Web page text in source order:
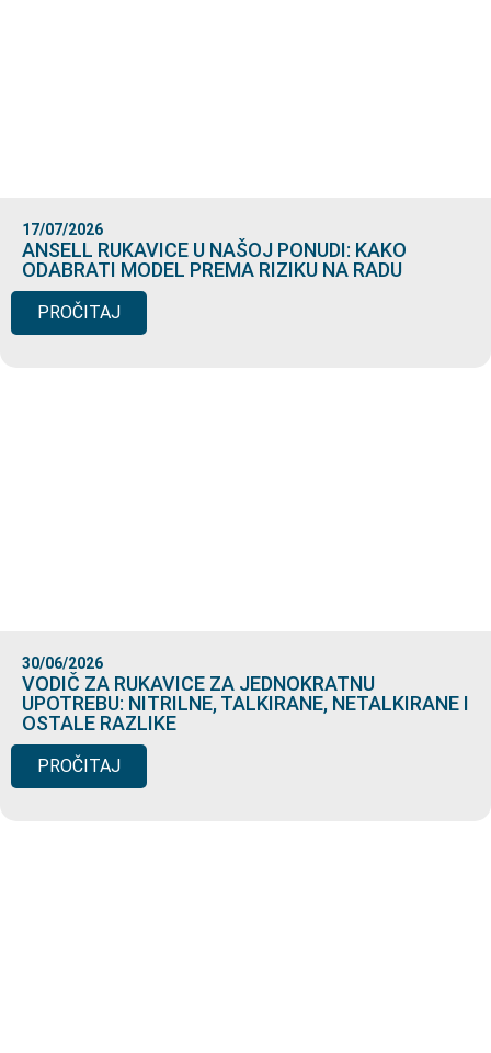
17/07/2026
ANSELL RUKAVICE U NAŠOJ PONUDI: KAKO
ODABRATI MODEL PREMA RIZIKU NA RADU
PROČITAJ
30/06/2026
VODIČ ZA RUKAVICE ZA JEDNOKRATNU
UPOTREBU: NITRILNE, TALKIRANE, NETALKIRANE I
OSTALE RAZLIKE
PROČITAJ